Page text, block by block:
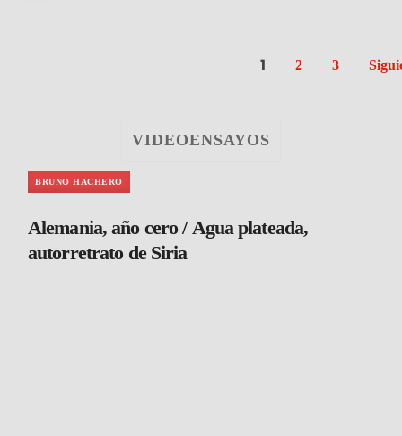
1 2 3
VIDEOENSAYOS
BRUNO HACHERO
Alemania, año cero / Agua plateada,
autorretrato de Siria